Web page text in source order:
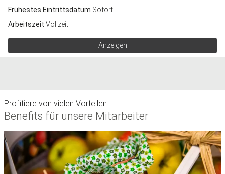
Frühestes Eintrittsdatum Sofort
Arbeitszeit Vollzeit
Anzeigen
Profitiere von vielen Vorteilen
Benefits für unsere Mitarbeiter